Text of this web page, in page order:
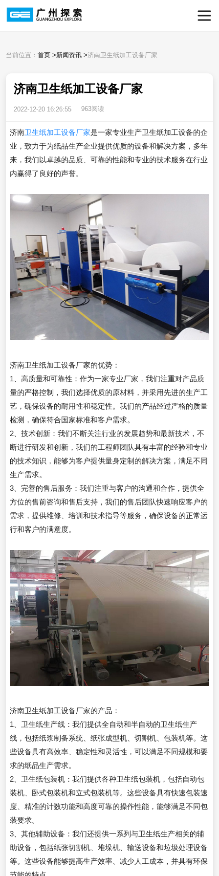
当前位置： 首页 >新闻资讯 >济南卫生纸加工设备厂家
济南卫生纸加工设备厂家
2022-12-20 16:26:55 963阅读
济南卫生纸加工设备厂家是一家专业生产卫生纸加工设备的企
业，致力于为纸品生产企业提供优质的设备和解决方案，多年
来，我们以卓越的品质、可靠的性能和专业的技术服务在行业
内赢得了良好的声誉。
济南卫生纸加工设备厂家的优势：
1、高质量和可靠性：作为一家专业厂家，我们注重对产品质
量的严格控制，我们选择优质的原材料，并采用先进的生产工
艺，确保设备的耐用性和稳定性。我们的产品经过严格的质量
检测，确保符合国家标准和客户需求。
2、技术创新：我们不断关注行业的发展趋势和最新技术，不
断进行研发和创新，我们的工程师团队具有丰富的经验和专业
的技术知识，能够为客户提供量身定制的解决方案，满足不同
生产需求。
3、完善的售后服务：我们注重与客户的沟通和合作，提供全
方位的售前咨询和售后支持，我们的售后团队快速响应客户的
需求，提供维修、培训和技术指导等服务，确保设备的正常运
行和客户的满意度。
济南卫生纸加工设备厂家的产品：
1、卫生纸生产线：我们提供全自动和半自动的卫生纸生产
线，包括纸浆制备系统、纸张成型机、切割机、包装机等。这
些设备具有高效率、稳定性和灵活性，可以满足不同规模和要
求的纸品生产需求。
2、卫生纸包装机：我们提供各种卫生纸包装机，包括自动包
装机、卧式包装机和立式包装机等。这些设备具有快速包装速
度、精准的计数功能和高度可靠的操作性能，能够满足不同包
装要求。
3、其他辅助设备：我们还提供一系列与卫生纸生产相关的辅
助设备，包括纸张切割机、堆垛机、输送设备和垃圾处理设备
等。这些设备能够提高生产效率、减少人工成本，并具有环保